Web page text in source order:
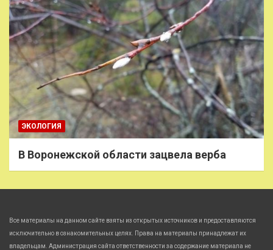
ЭКОЛОГИЯ
В Воронежской области зацвела верба
Все материалы на данном сайте взяты из открытых источников и предоставляются
исключительно в ознакомительных целях. Права на материалы принадлежат их
владельцам. Администрация сайта ответственности за содержание материала не